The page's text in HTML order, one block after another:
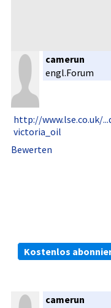
camerun
engl.Forum­
http://www­.lse.co.uk­/
victoria_o­il
Bewerten
Kostenlos
camerun